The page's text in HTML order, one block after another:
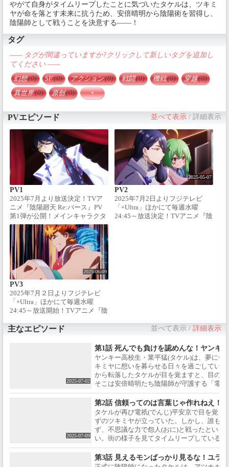
やがて自身がタイムリープしたことに気づいたタケルは、ツキミ
ヤが命を落とす未来に抗うため、安倍晴明から陰陽術を習得し、
陰陽師として戦うことを決意する――！
タグ
—— タグが間違っていますか?クリックして新しいタグを追加し
てください ——
幻想(0) SF(0) アクション(0) 戦闘(0) 機戦(0) 穿越(0)
異世界(0) 原创(0) +
PVエピソード 並べて表示 /詳細表示
PV1
2025年7月より放送決定！TVア
ニメ『陰陽廻天 Re:バース』PV
第1弾が公開！メインキャラクタ
ー役は#木村太飛#内田真礼#木村
良平 に決定！【イントロダクシ
ョン】『ジョジョの奇妙な冒
険』シリーズ、『炎炎ノ消防
隊』制作のdavid productionが贈
る初のオリジナルアニメーショ
ン！時空爆走系ヤンキーによ
る、異世界バトルアクション始
動！！絶対ェ助け出す！異世界
だろうが！何度死のうが！誰と
もつるまず1人孤独に喧嘩に明け
(なりひら たける)は、夢に何度
想いを募らせる日々を過ごして
いた。そんなある日、タケルは
不慮の事故で崖から転落。意識
を取り戻すと目の前に広がって
いたのは、テクノロジーが高度
に進化を遂げた平安京・《電祇
う)》。そこは、最強の陰陽師・
安倍晴明（あべのせいめい）が
守護しており、憧れのツキミヤ
が現実に存在する別世界だっ
た！夢にまで見た運命的な出会
いに舞い上がるタケルだった
が、突如発生した黒い霧《闇薫
2025-05-07
PV2
2025年7月2日よりフジテレビ
「+Ultra」ほかにて毎週水曜
24:45～放送決定！TVアニメ『陰
る、異世界バトルアクション始
だろうが！何度死のうが！誰と
もつるまず1人孤独に喧嘩に明け
暮れるヤンキー高校生・業平 猛
(なりひら たける)は、夢に何度
も現れる謎の少女・ツキミヤに
想いを募らせる日々を過ごして
いた。そんなある日、タケルは
不慮の事故で崖から転落。意識
を取り戻すと目の前に広がって
いたのは、テクノロジーが高度
に進化を遂げた平安京・《電祇
平安京(でんじへいあんきょ
う)》。そこは、最強の陰陽師・
安倍晴明（あべのせいめい）が
2025-06-09
PV3
2025年7月２日よりフジテレビ
「+Ultra」ほかにて毎週水曜
24:45～放送開始！TVアニメ『陰
公開！オープニングとエンディ
情報を解禁！オープニングは
Who-ya Extended、エンディング
は9Lanaに決定！【イントロダク
ション】『ジョジョの奇妙な冒
険』シリーズ、『炎炎ノ消防
隊』制作のdavid productionが贈
る初のオリジナルアニメーショ
ン！時空爆走系ヤンキーによ
る、異世界バトルアクション始
動！！絶対ェ助け出す！異世界
だろうが！何度死のうが！誰と
もつるまず1人孤独に喧嘩に明け
暮れるヤンキー高校生・業平 猛
(なりひら たける)は、夢に何度
主なエピソード 並べて表示 /詳細表示
2025-07-02
第1話 死んでも負けを認めんな！ヤンキ
ヤンキー高校生・業平猛(タケル)は、夢に何
キミヤに想いを募らせる日々を過ごしてい
から転落したタケルが目を覚ますと、目の
そこは安倍晴明たち陰陽師が守護する「電
れる別世界だった。ツキミヤに不審者扱い
ったタケル。その時、突如黒い霧が街を覆
始める――。
2025-07-09
第2話 信頼ってのは言葉じゃ作れねえ！
タケルが再び電祇(でんじ)平安京で目を覚ま
ずのツキミヤが立っていた。しかし、誰も
ず、不思議な力で怨人(おに)と戦ったという
い。街の様子を見てタイムリープしている
は、今度こそツキミヤを守ると決意を新た
アツナガたちの指導の下、陰陽師としての
第3話 見えるモンばっかり見るな！ユラ